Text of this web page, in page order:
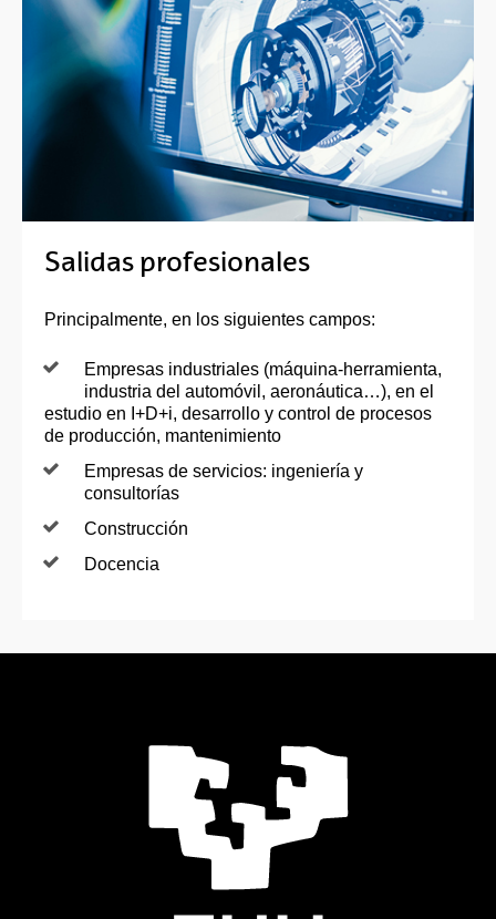
Salidas profesionales
Principalmente, en los siguientes campos:
Empresas industriales (máquina-herramienta,
industria del automóvil, aeronáutica…), en el
estudio en I+D+i, desarrollo y control de procesos
de producción, mantenimiento
Empresas de servicios: ingeniería y
consultorías
Construcción
Docencia